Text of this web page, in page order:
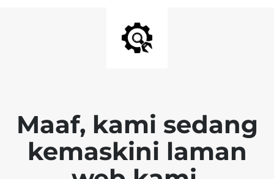
Maaf, kami sedang
kemaskini laman